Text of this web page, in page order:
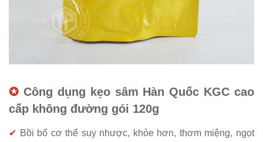
✪ Công dụng kẹo sâm Hàn Quốc KGC cao
cấp không đường gói 120g
✔ Bồi bổ cơ thể suy nhược, khỏe hơn, thơm miệng, ngọt